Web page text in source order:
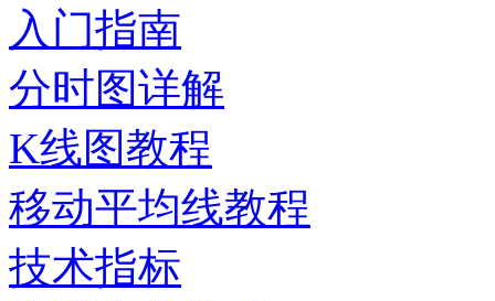
入门指南
分时图详解
K线图教程
移动平均线教程
技术指标